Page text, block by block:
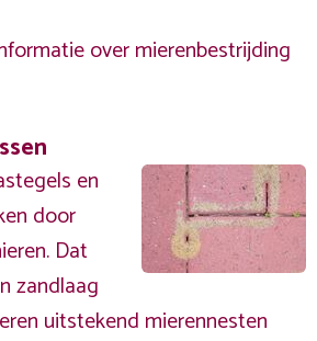
over mierenbestrijding
en
door
Dat
zandlaag
uitstekend mierennesten